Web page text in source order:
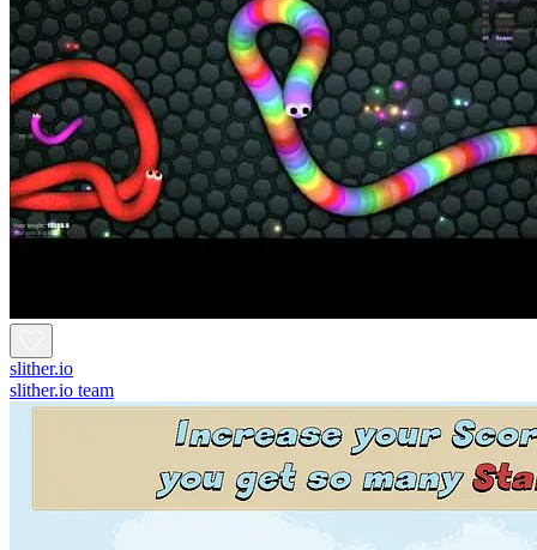
slither.io
slither.io team